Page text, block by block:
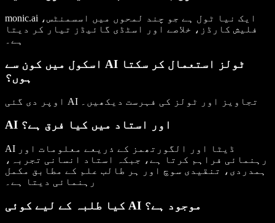
monic.ai ایک نیا ٹول ہے جو چند لمحوں میں اسسمنٹس،
فلیش کارڈز، خلاصے اور اسٹڈی گائیڈز تیار کر دیتا
ہے۔
اسکول میں کون سے AI ٹولز استعمال کر سکتا
ہوں؟
اوپر دی گئی AI تجاویز اور ٹولز کی فہرست دیکھیں۔
AI اور استاد میں کیا فرق ہے؟
AI ڈیٹا اور الگورتھمز کے ذریعے معلومات اور
رہنمائی فراہم کرتا ہے، جبکہ استاد انسانی تجربہ،
ہمدردی، تنقیدی سوچ اور ہر طالب علم کے مطابق مکمل
رہنمائی دیتا ہے۔
کیا طلبہ کے لیے کوئی AI موجود ہے؟